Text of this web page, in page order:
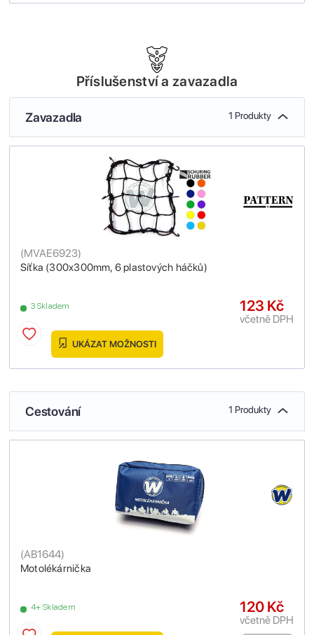
Příslušenství a zavazadla
Zavazadla 1 Produkty
Síťka (300x300mm, 6 plastových háčků)
(MVAE6923)
3 Skladem 123 Kč
včetně DPH
UKÁZAT MOŽNOSTI
Cestování 1 Produkty
Motolékárnička
(AB1644)
4+ Skladem 120 Kč
včetně DPH